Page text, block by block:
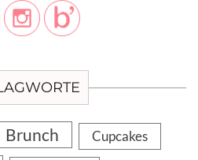
Brunch Cupcakes